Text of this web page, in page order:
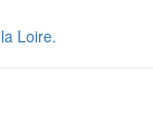
Loire.